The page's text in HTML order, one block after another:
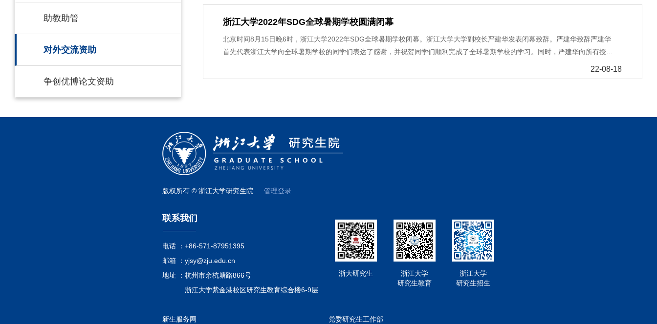
助教助管
对外交流资助
争创优博论文资助
生关心的学籍异动、在外管理、财务手续办理等问题作了重点解读。王青青希望同学们珍惜公派留学的机会，赴世界一流大学或科
望同学们在公派留学的新征程中弘扬留学报国的光荣传统，矢志刻苦学习，练就过硬本领，与时代同奋进、与祖国共发展，做到“成
关键模块，为可持续发展的未来提供了深刻理解。在为期14天的旅程中，来自全球82个国家和地区的千余名优秀学生参加了本次全
球暑期学校。浙江大学致力于培养具有全球视野和社会责任感的创新型人才，构建人类命运共同体，应对全球挑战。黄翔峰向所有
大学向全体同学的积极参与表示了衷心的感谢，并向同学们发出诚挚邀请，欢迎大家分享在浙江大学全球暑期学校获得的知识，呼
吁大家一年后再次相聚在浙江大学，以卓越的表现践行可持续发展。全球暑校学生上课画面全球暑期学校总结视频回顾了全球暑期
学校的精彩片段。在为期两周的活动中，同学们参加了5个学术模块的跨学科学习，通过参与学术讲座、小组讨论和专业训练，加深
了对全球化背景下可持续发展内涵及实现路径的认知，深入了解了全球最新理念与行动，拓宽了国际化视野。14天挑战活动，以“绿
与资源学院副教授高超超表示，全球气候变化不仅是地球的生态危机，也是人类生存和发展面临的最严峻环境挑战之一。为积极应
邀请了来自本校和全球合作伙伴的14位杰出学者分享他们在解决碳中和问题方面的专业知识，旨在启发学生了解和深入思考当前碳
排放问题和实现碳中和的路径。高超超希望，通过课程学习，同学们能够提高可持续发展意识，锻炼批判性思维，共同探索和解决
全球气候挑战。张蔚文发言公共管理学院副院长张蔚文教授表示，公共管理学院是一个具有社会责任感和全球视野的学院，希望通
然资源、土地和可持续性，包容型城市，消除贫困和饥饿，全球社会政策。张蔚文表示，该模块为发展背景下的全球治理、公平、
大学厄巴纳香槟校区联合学院（ZJUI）副院长王宏伟教授表示，为了建设一个更加绿色和智能的未来，为学生提供更为优质的教学
内容，在本次开设的“智慧城市”模块课程中，学院邀请了来自剑桥大学、帝国理工学院、华盛顿大学、新加坡科技设计大学等世界
一流大学的知名导师，向同学们介绍了《智能物联网与智能服务机器人》以及《智能交通与智能移动》两个关键版块，并通过共同
探讨使同学们能够了解智慧城市的概念，掌握相关的基本知识，探索智能城市的未来发展。唐谈发言艺术与考古学院百人计划研究
员唐谈表示，为了深入研究与创建大规模数据集的可视化和信息表示相关的基本原理和尖端技术，今年的学术模块围绕“数据可视
化”主题展开。数据可视化在当今世界的重要性日益增长。随着数据集的指数级增长，从大量可用信息中提取有价值的见解并做出明
系统”模块讨论了与可持续发展目标一致的关键主题，包括无人系统、群体智能、智能制造和清洁能源。模块源自于信息物理系统
浙江大学2022年SDG全球暑期学校圆满闭幕
北京时间8月15日晚6时，浙江大学2022年SDG全球暑期学校闭幕。浙江大学大学副校长严建华发表闭幕致辞。严建华致辞严建华
首先代表浙江大学向全球暑期学校的同学们表达了感谢，并祝贺同学们顺利完成了全球暑期学校的学习。同时，严建华向所有授课
老师、助教和志愿者们致以真诚的谢意，正是大家共同的努力，让本次全球暑期学校圆满闭幕。严校长指出，2022年全球暑期学校
是浙江大学有史以来第一次在线上举办的全球暑期学校，克服了跨时区学生们共同学习和沟通的障碍，得到了广泛的关注和热议。
历。最后，严建华还向全球暑期学校的同学们发出了诚挚邀请。他希望同学们通过全球暑期学校进一步了解和感知中国，了解浙江
大学，浙江大学真诚地欢迎同学们在新冠疫情结束后来中国、杭州和浙江大学，也欢迎同学们未来有机会回到浙江大学交流学习、
攻读学位，进行科学研究。暑校学生上课画面全球暑期学校总结视频回顾了全球暑期学校的精彩片段。在为期两周的活动中，同学
了对全球化背景下可持续发展内涵及实现路径的认知，深入了解了全球最新理念与行动，拓宽了国际化视野；参加了以“后疫情时代
解锁任务的形式为学生提供视频观看、社媒互动、知识阅读等多种形式的文化体验，感受中国艺术、文化和城市生活的魅力。赵和
平发言在学院代表发言环节，环境与资源学院副院长赵和平表示，全球气候变化不仅是地球的生态危机，也是人类生存和发展面临
最严峻的环境挑战之一。碳达峰、碳中和是应对气候变化挑战的全球共识。当下需要国际社会共同努力，加大碳中和技术研发力
与全球合作伙伴一起积极投身于可持续发展教育、科研和社会服务。本次全球暑期学校开设了碳中和课程，我们邀请了耶鲁大学、
伦敦大学学院、诺丁汉大学、汉诺威大学、法国环境与气候科学实验室等全球合作伙伴和浙江大学的 14 位杰出学者，分享他们在
推进可持续发展目标贡献力量。赵和平表示，本次暑校旨在启发学生了解和深入思考当前碳排放问题和实现碳中和的路径。希望通
22-08-18
版权所有 © 浙江大学研究生院 管理登录
联系我们
电话 ： +86-571-87951395
邮箱 ： yjsy@zju.edu.cn
地址 ： 杭州市余杭塘路866号
浙江大学紫金港校区研究生教育综合楼6-9层
浙大研究生
浙江大学
研究生教育
浙江大学
研究生招生
新生服务网 党委研究生工作部